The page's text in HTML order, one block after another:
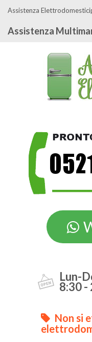
Assistenza
Assistenza
Lun-
8:30 -
Non si